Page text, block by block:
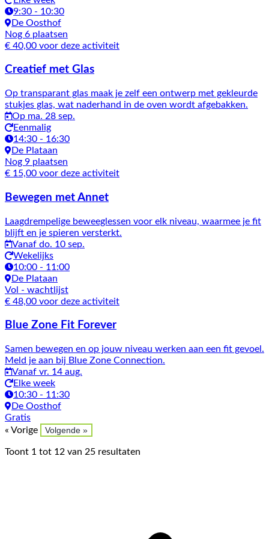
9:30 - 10:30
De Oosthof
Nog 6 plaatsen
€ 40,00 voor deze activiteit
Creatief met Glas
Op transparant glas maak je zelf een ontwerp met gekleurde
stukjes glas, wat naderhand in de oven wordt afgebakken.
Op ma. 28 sep.
Eenmalig
14:30 - 16:30
De Plataan
Nog 9 plaatsen
€ 15,00 voor deze activiteit
Bewegen met Annet
Laagdrempelige beweeglessen voor elk niveau, waarmee je fit
blijft en je spieren versterkt.
Vanaf do. 10 sep.
Wekelijks
10:00 - 11:00
De Plataan
Vol - wachtlijst
€ 48,00 voor deze activiteit
Blue Zone Fit Forever
Samen bewegen en op jouw niveau werken aan een fit gevoel.
Meld je aan bij Blue Zone Connection.
Vanaf vr. 14 aug.
Elke week
10:30 - 11:30
De Oosthof
Gratis
« Vorige
Volgende »
Toont 1 tot 12 van 25 resultaten